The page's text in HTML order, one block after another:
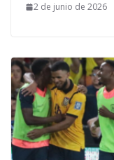
2 de junio de 2026